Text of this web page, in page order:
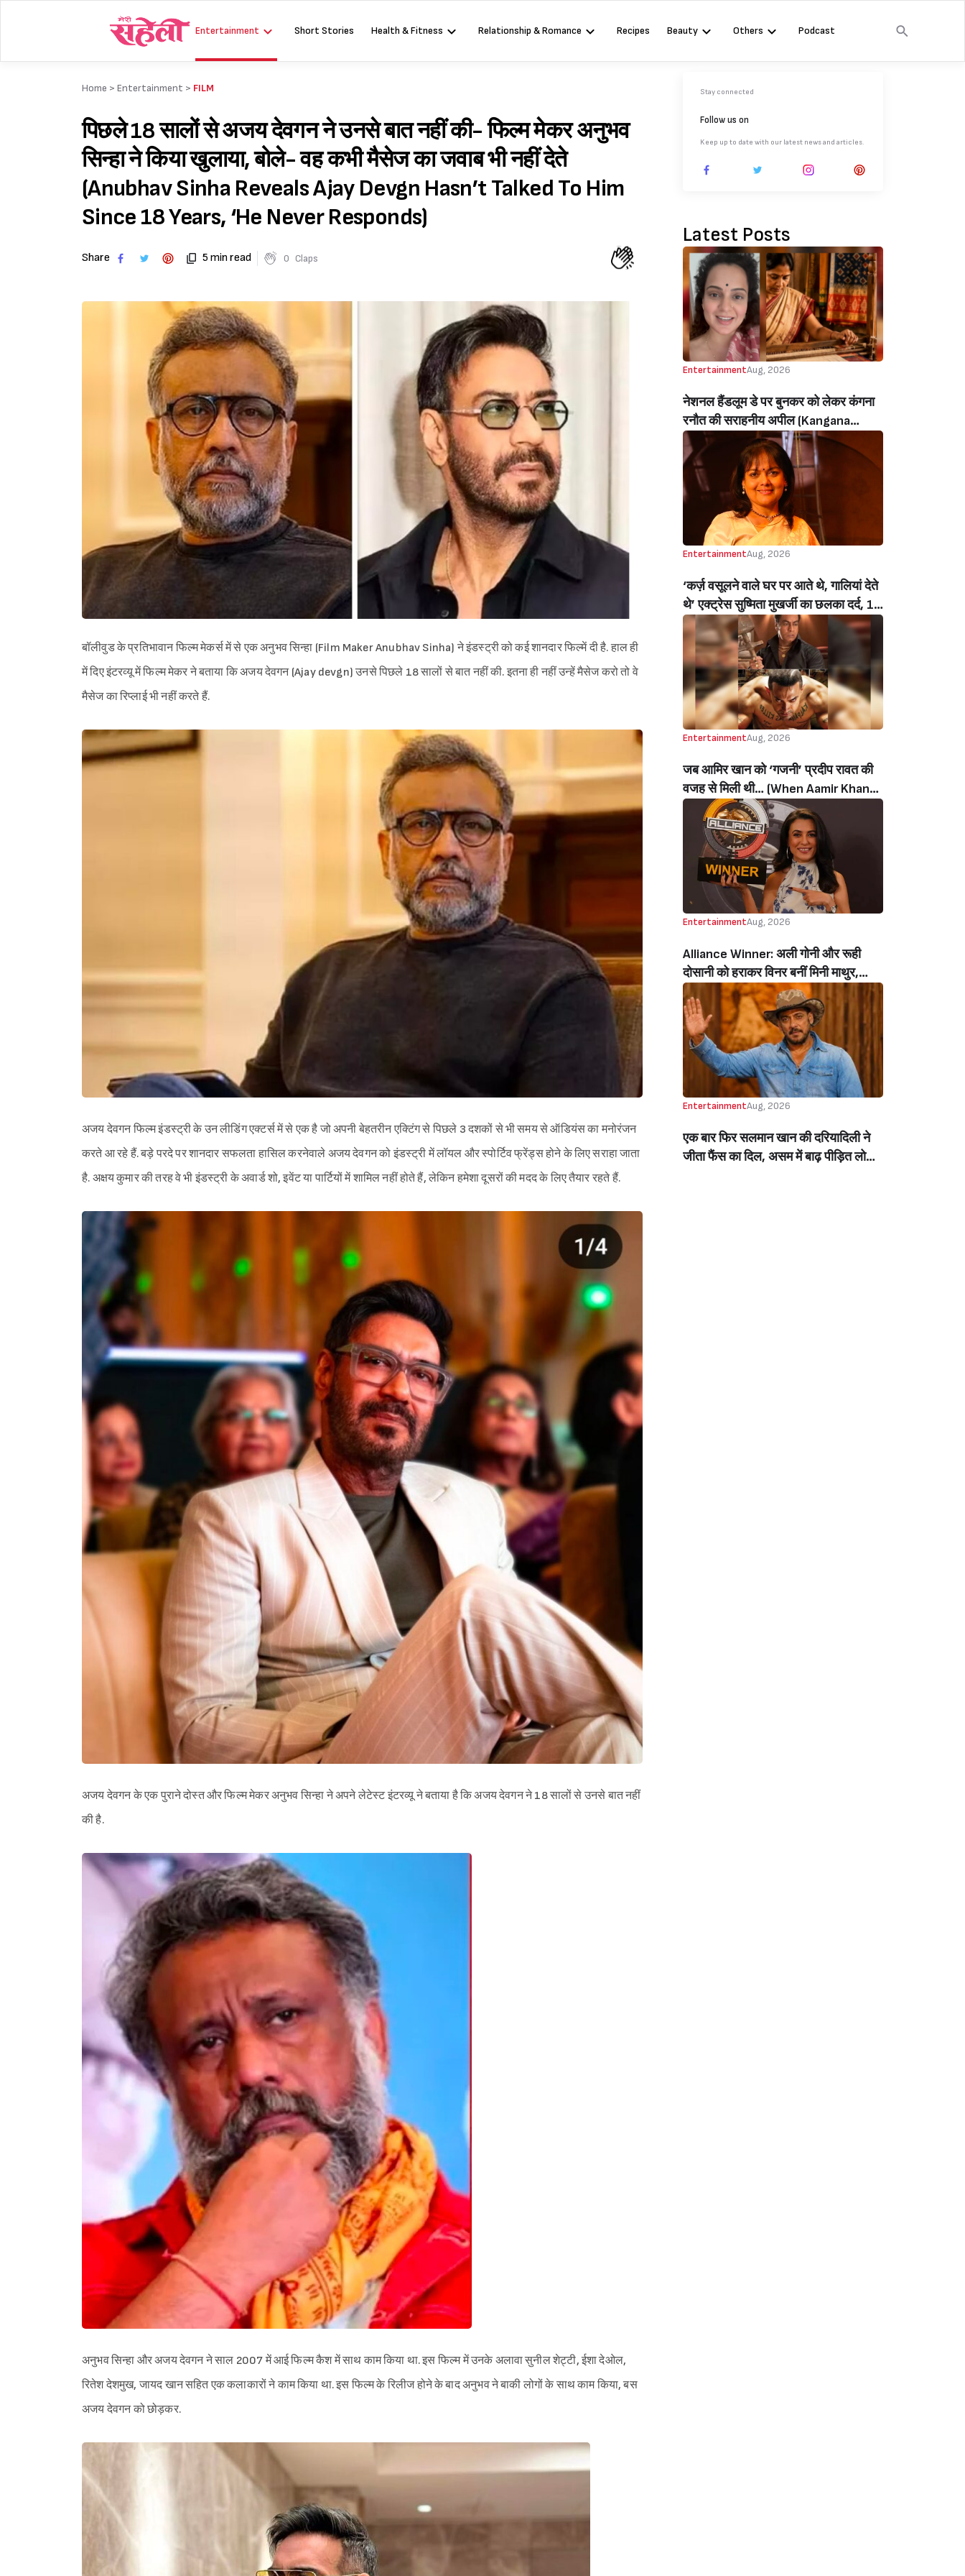
Sign in
Entertainment Short Stories Health & Fitness Relationship & Romance Recipes Beauty Others Podcast
Home > Entertainment > FILM
पिछले 18 सालों से अजय देवगन ने उनसे बात नहीं की- फिल्म मेकर अनुभव
सिन्हा ने किया खुलाया, बोले- वह कभी मैसेज का जवाब भी नहीं देते
(Anubhav Sinha Reveals Ajay Devgn Hasn’t Talked To Him
Since 18 Years, ‘He Never Responds)
Share 5 min read 0 Claps
बॉलीवुड के प्रतिभावान फिल्म मेकर्स में से एक अनुभव सिन्हा (Film Maker Anubhav Sinha) ने इंडस्ट्री को कई शानदार फिल्में दी है. हाल ही
में दिए इंटरव्यू में फिल्म मेकर ने बताया कि अजय देवगन (Ajay devgn) उनसे पिछले 18 सालों से बात नहीं की. इतना ही नहीं उन्हें मैसेज करो तो वे
मैसेज का रिप्लाई भी नहीं करते हैं.
अजय देवगन फिल्म इंडस्ट्री के उन लीडिंग एक्टर्स में से एक है जो अपनी बेहतरीन एक्टिंग से पिछले 3 दशकों से भी समय से ऑडियंस का मनोरंजन
करते आ रहे हैं. बड़े परदे पर शानदार सफलता हासिल करनेवाले अजय देवगन को इंडस्ट्री में लॉयल और स्पोर्टिव फ्रेंड्स होने के लिए सराहा जाता
है. अक्षय कुमार की तरह वे भी इंडस्ट्री के अवार्ड शो, इवेंट या पार्टियों में शामिल नहीं होते हैं, लेकिन हमेशा दूसरों की मदद के लिए तैयार रहते हैं.
अजय देवगन के एक पुराने दोस्त और फिल्म मेकर अनुभव सिन्हा ने अपने लेटेस्ट इंटरव्यू ने बताया है कि अजय देवगन ने 18 सालों से उनसे बात नहीं
की है.
अनुभव सिन्हा और अजय देवगन ने साल 2007 में आई फिल्म कैश में साथ काम किया था. इस फिल्म में उनके अलावा सुनील शेट्टी, ईशा देओल,
रितेश देशमुख, जायद खान सहित एक कलाकारों ने काम किया था. इस फिल्म के रिलीज होने के बाद अनुभव ने बाकी लोगों के साथ काम किया, बस
अजय देवगन को छोड़कर.
Stay connected
Follow us on
Keep up to date with our latest news and articles.
Latest Posts
EntertainmentAug, 2026
नेशनल हैंडलूम डे पर बुनकर को लेकर कंगना
रनौत की सराहनीय अपील (Kangana
Ranaut’s Commendable Appeal
Regarding Weavers On National
Handloom Day)
EntertainmentAug, 2026
‘कर्ज़ वसूलने वाले घर पर आते थे, गालियां देते
थे’ एक्ट्रेस सुष्मिता मुखर्जी का छलका दर्द, 1
करोड़ का कर्ज उतारने के लिए करनी पड़ी थी
C ग्रेड फिल्में, बोलीं- ‘मैंने अपनी आत्मा बेच दी
थी’ (‘I Sold My Soul’ Actress
Sushmita Mukherjee Recalls Doing
C-Grade Films To Pay Loan)
EntertainmentAug, 2026
जब आमिर खान को ‘गजनी’ प्रदीप रावत की
वजह से मिली थी… (When Aamir Khan
Got ‘Ghajini’ Because Of Pradeep
Rawat)
EntertainmentAug, 2026
Alliance Winner: अली गोनी और रूही
दोसानी को हराकर विनर बनीं मिनी माथुर,
इनाम में मिले 50 लाख रुपये और चमचमाती ही
ट्रॉफी (Mini Mathur Lifts Trophy
Beats Aly Goni And Ruhee Dosani)
EntertainmentAug, 2026
एक बार फिर सलमान खान की दरियादिली ने
जीता फैंस का दिल, असम में बाढ़ पीड़ित लोगों